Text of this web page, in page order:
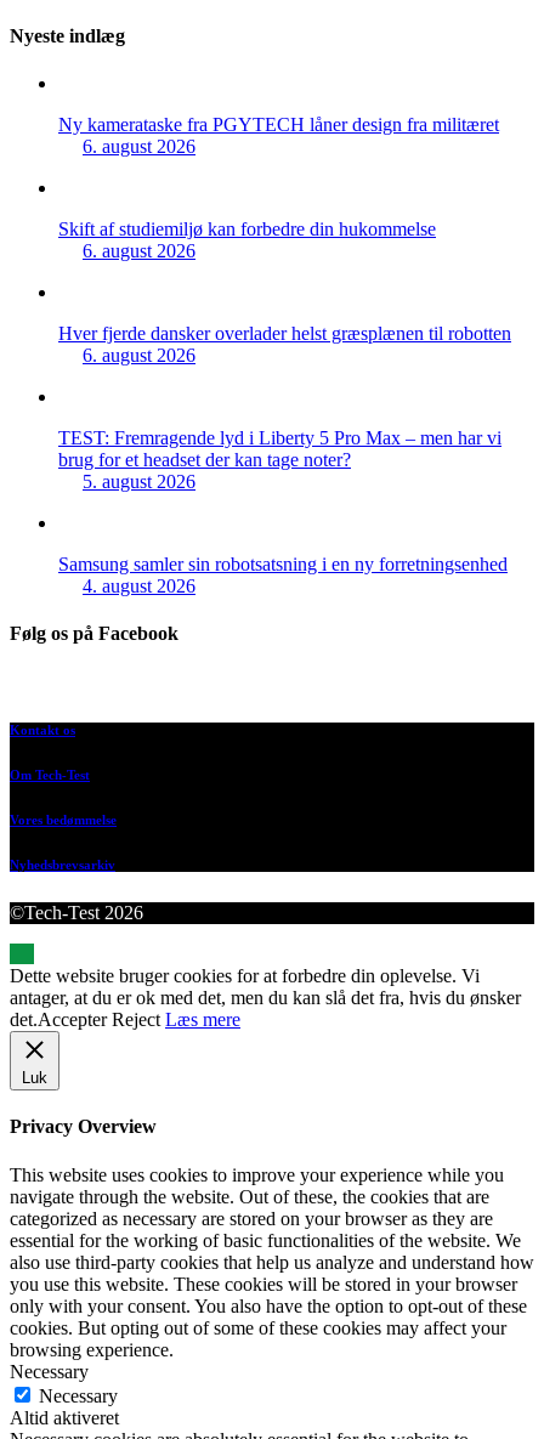
Nyeste indlæg
Ny kamerataske fra PGYTECH låner design fra militæret
6. august 2026
Skift af studiemiljø kan forbedre din hukommelse
6. august 2026
Hver fjerde dansker overlader helst græsplænen til robotten
6. august 2026
TEST: Fremragende lyd i Liberty 5 Pro Max – men har vi
brug for et headset der kan tage noter?
5. august 2026
Samsung samler sin robotsatsning i en ny forretningsenhed
4. august 2026
Følg os på Facebook
Kontakt os
Om Tech-Test
Vores bedømmelse
Nyhedsbrevsarkiv
©Tech-Test 2026
Dette website bruger cookies for at forbedre din oplevelse. Vi
antager, at du er ok med det, men du kan slå det fra, hvis du ønsker
det.Accepter Reject Læs mere
Luk
Privacy Overview
This website uses cookies to improve your experience while you
navigate through the website. Out of these, the cookies that are
categorized as necessary are stored on your browser as they are
essential for the working of basic functionalities of the website. We
also use third-party cookies that help us analyze and understand how
you use this website. These cookies will be stored in your browser
only with your consent. You also have the option to opt-out of these
cookies. But opting out of some of these cookies may affect your
browsing experience.
Necessary
Necessary
Altid aktiveret